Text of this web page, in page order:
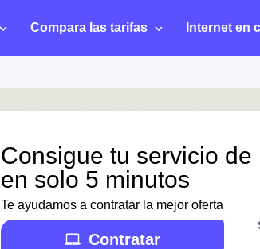
Compara las tarifas Internet en
Consigue tu servicio
en solo 5 minutos
Te ayudamos a contratar la mejor oferta
Contratar